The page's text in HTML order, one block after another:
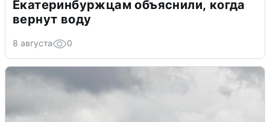
Екатеринбуржцам объяснили, когда
вернут воду
8 августа 0